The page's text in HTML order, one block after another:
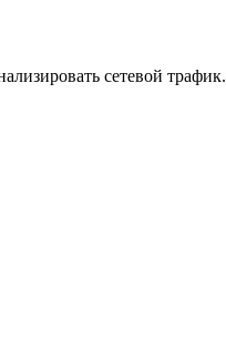
сетевой трафик.